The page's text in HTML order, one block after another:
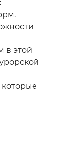
в этой
которые